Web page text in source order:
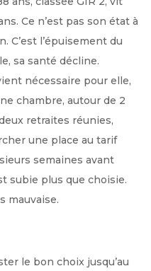
Ce n’est pas son état à
C’est l’épuisement du
sa santé décline.
nécessaire pour elle,
chambre, autour de 2
retraites réunies,
une place au tarif
semaines avant
subie plus que choisie.
mauvaise.
le bon choix jusqu’au